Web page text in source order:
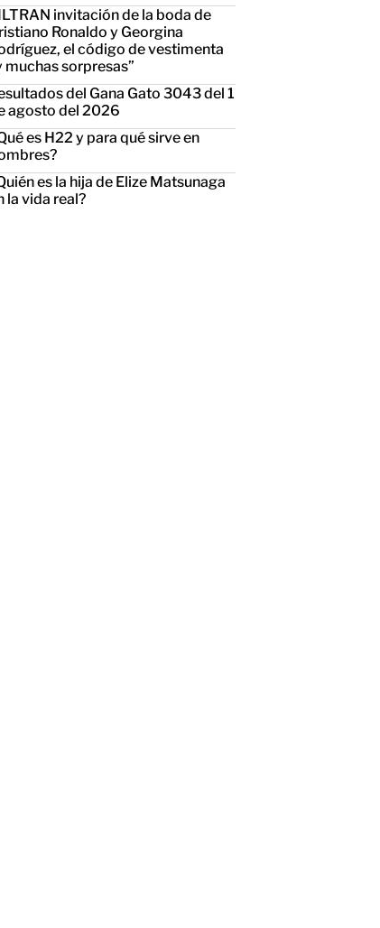
invitación de la boda de
Ronaldo y Georgina
el código de vestimenta
muchas sorpresas”
del Gana Gato 3043 del 1
agosto del 2026
es H22 y para qué sirve en
es la hija de Elize Matsunaga
la vida real?